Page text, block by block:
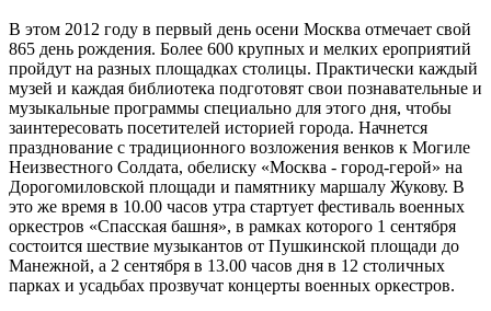
В этом 2012 году в первый день осени Москва отмечает свой
865 день рождения. Более 600 крупных и мелких ероприятий
пройдут на разных площадках столицы. Практически каждый
музей и каждая библиотека подготовят свои познавательные и
музыкальные программы специально для этого дня, чтобы
заинтересовать посетителей историей города. Начнется
празднование с традиционного возложения венков к Могиле
Неизвестного Солдата, обелиску «Москва - город-герой» на
Дорогомиловской площади и памятнику маршалу Жукову. В
это же время в 10.00 часов утра стартует фестиваль военных
оркестров «Спасская башня», в рамках которого 1 сентября
состоится шествие музыкантов от Пушкинской площади до
Манежной, а 2 сентября в 13.00 часов дня в 12 столичных
парках и усадьбах прозвучат концерты военных оркестров.